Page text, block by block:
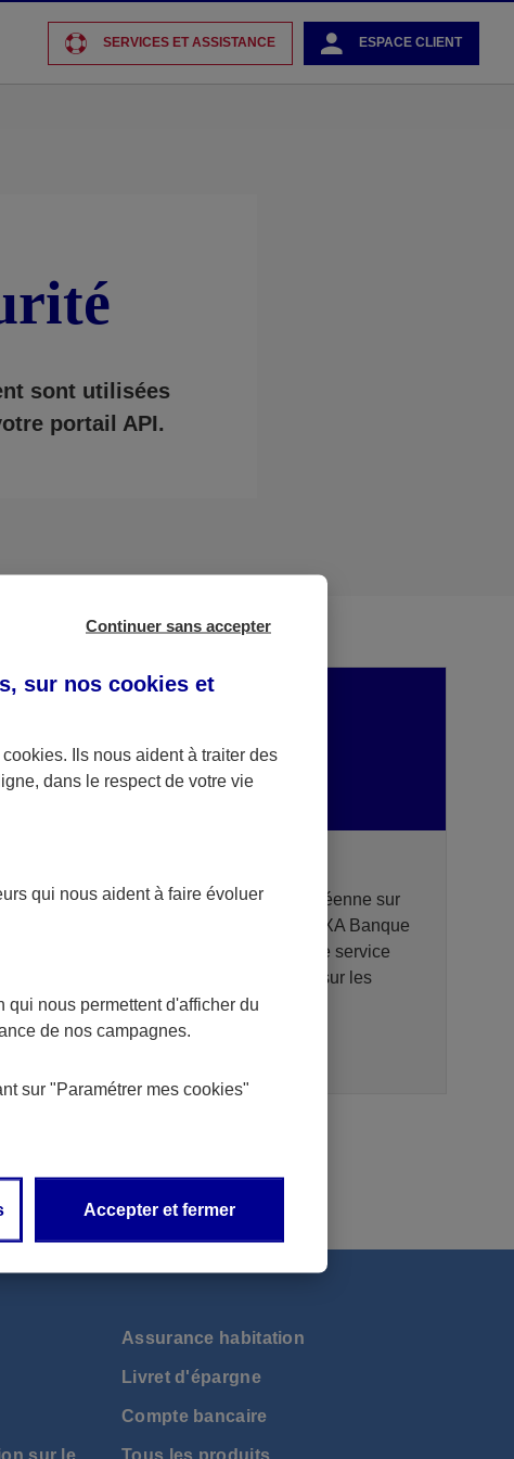
SERVICES ET ASSISTANCE ESPACE CLIENT
sont utilisées
portail API.
Dans le cadre de la Directive Européenne sur
les services de paiement (DSP2), AXA Banque
met à disposition des prestataires de service
tiers (TPP), un portail d’information sur les
interfaces techniques (API).
Assurance habitation
Livret d'épargne
Compte bancaire
sur le Tous les produits
Continuer sans accepter
sur nos cookies et
cookies . Ils nous aident à traiter des
dans le respect de votre vie
qui nous aident à faire évoluer
nous permettent d'afficher du
de nos campagnes.
sur "Paramétrer mes cookies"
Accepter et fermer